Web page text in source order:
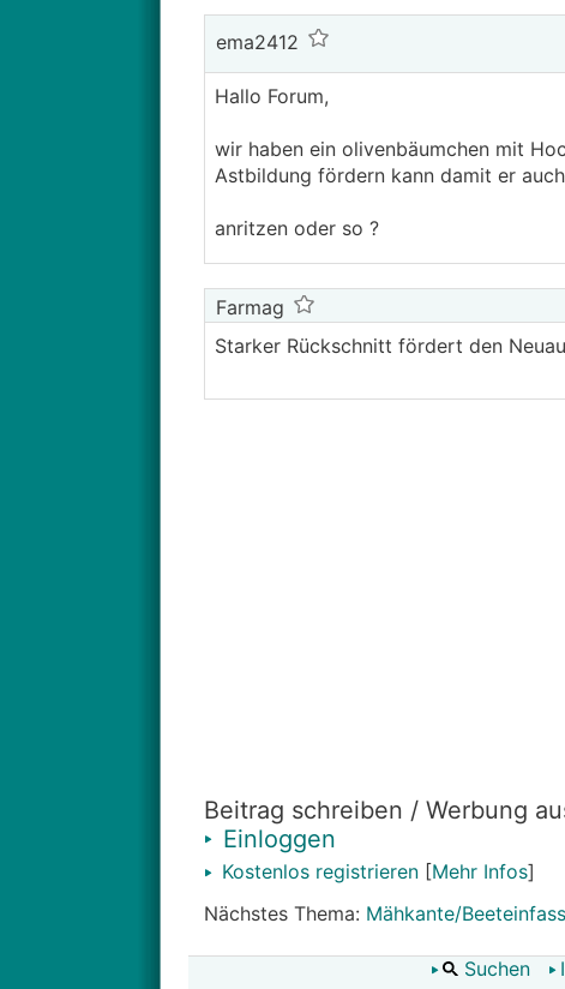
ema2412
Hallo Forum,
wir haben ein olivenbäumchen mit
Astbildung fördern kann damit er
anritzen oder so ?
Farmag
Starker Rückschnitt fördert den
Beitrag schreiben / Werbung
Einloggen
Kostenlos registrieren[Mehr Infos]
Nächstes Thema: Mähkante/
Suchen